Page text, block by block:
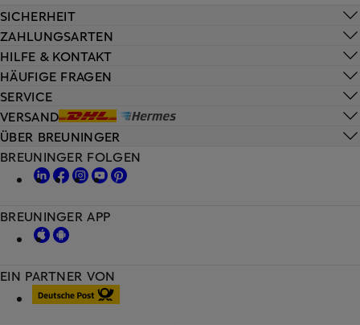
HILFE & KONTAKT
HÄUFIGE FRAGEN
SERVICE
VERSAND
SICHERHEIT
ZAHLUNGSARTEN
ÜBER BREUNINGER
EIN PARTNER VON
BREUNINGER FOLGEN
BREUNINGER APP